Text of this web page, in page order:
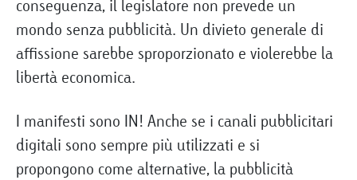
conseguenza, il legislatore non prevede un
mondo senza pubblicità. Un divieto generale di
affissione sarebbe sproporzionato e violerebbe la
libertà economica.
I manifesti sono IN! Anche se i canali pubblicitari
digitali sono sempre più utilizzati e si
propongono come alternative, la pubblicità